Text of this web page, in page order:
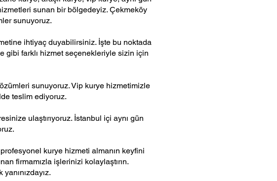
sunan bir bölgedeyiz. Çekmeköy
sunuyoruz.
ihtiyaç duyabilirsiniz. İşte bu noktada
gibi farklı hizmet seçenekleriyle sizin için
sunuyoruz. Vip kurye hizmetimizle
teslim ediyoruz.
ulaştırıyoruz. İstanbul içi aynı gün
kurye hizmeti almanın keyfini
firmamızla işlerinizi kolaylaştırın.